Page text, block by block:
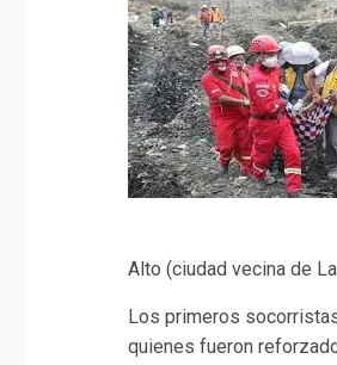
Alto (ciudad vecina de
Los primeros
quienes fueron